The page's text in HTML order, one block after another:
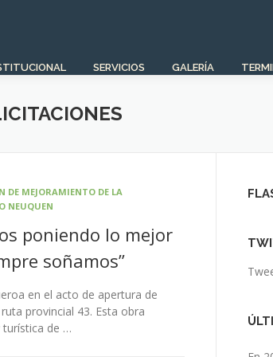
SERVICIOS GALERÍA
DE MEJORAMIENTO DE LA
NEUQUEN
poniendo lo mejor
soñamos”
en el acto de apertura de
provincial 43. Esta obra
turística de …